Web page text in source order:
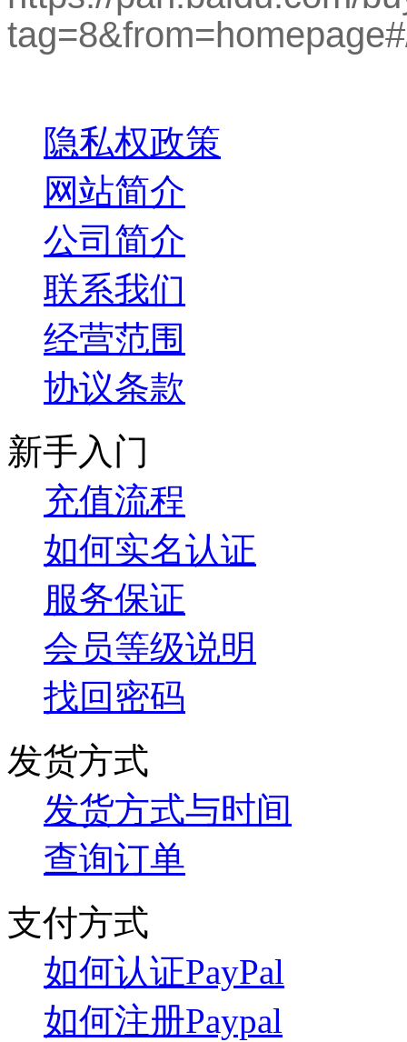
隐私权政策
网站简介
公司简介
联系我们
经营范围
协议条款
新手入门
充值流程
如何实名认证
服务保证
会员等级说明
找回密码
发货方式
发货方式与时间
查询订单
支付方式
如何认证PayPal
如何注册Paypal